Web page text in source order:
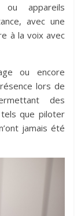
ou appareils
avec une
à la voix avec
ou encore
lors de
des
que piloter
jamais été